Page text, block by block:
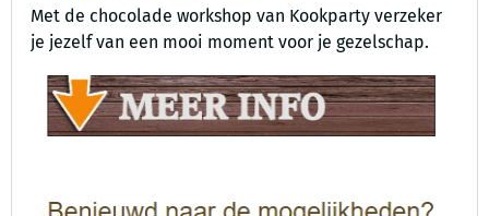
Met de chocolade workshop van Kookparty verzeker
je jezelf van een mooi moment voor je gezelschap.